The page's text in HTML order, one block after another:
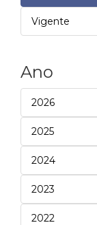
Vigente
Ano
2026
2025
2024
2023
2022